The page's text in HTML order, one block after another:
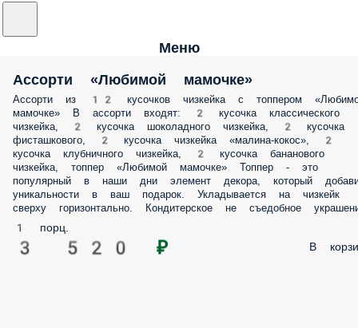
Меню
Ассорти «Любимой мамочке»
Ассорти из 12 кусочков чизкейка с топпером
мамочке» В ассорти входят: 2 кусочка классического
чизкейка, 2 кусочка шоколадного чизкейка, 2 кусочка
фисташкового, 2 кусочка чизкейка «малина-кокос», 2
кусочка клубничного чизкейка, 2 кусочка бананового
чизкейка, топпер «Любимой мамочке» Топпер - это
популярный в наши дни элемент декора, который
уникальности в ваш подарок. Укладывается на чизкейк
сверху горизонтально. Кондитерское не съедобное
1 порц.
3 520 ₽ В